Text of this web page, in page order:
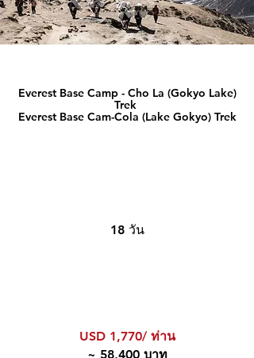
Everest Base Camp - Cho La (Gokyo Lake)
Trek
Everest Base Cam-Cola (Lake Gokyo) Trek
18 วัน
USD 1,770/ ท่าน
~ 58,400 บาท